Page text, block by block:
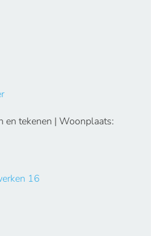
en tekenen | Woonplaats:
16